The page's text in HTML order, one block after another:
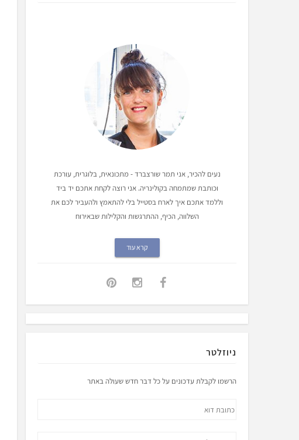
נעים להכיר, אני תמר שורצברד - מתכונאית, בלוגרית, עורכת
וכותבת שמתמחה בקולינריה. אני רוצה לקחת אתכם יד ביד
וללמד אתכם איך לארח בסטייל בלי להתאמץ ולהעביר לכם את
השלווה, הכיף, ההתרגשות והקלילות שבאירוח
קרא עוד
ניוזלטר
הרשמו לקבלת עדכונים על כל דבר חדש שעולה באתר